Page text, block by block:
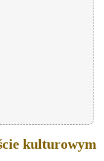
kulturowym